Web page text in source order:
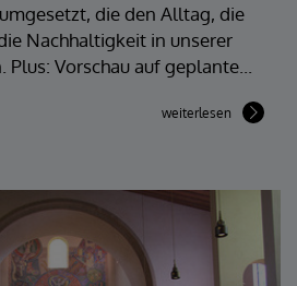
die den Alltag, die
Nachhaltigkeit in unserer
Vorschau auf geplante...
weiterlesen